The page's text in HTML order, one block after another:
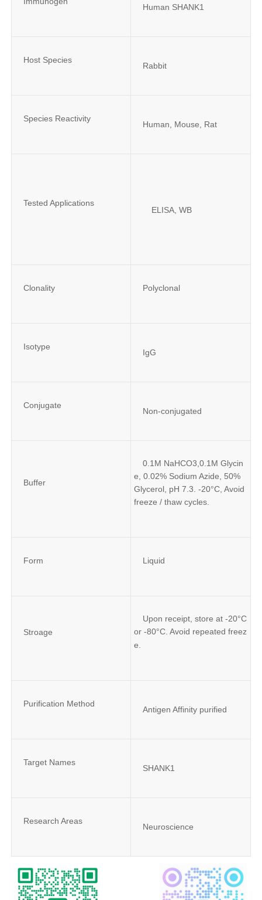
Human SHANK1
Host Species
Rabbit
Species Reactivity
Human, Mouse, Rat
Tested Applications
ELISA, WB
Clonality Polyclonal
Isotype
IgG
Conjugate
Non-conjugated
Buffer
0.1M NaHCO3,0.1M Glycin
e, 0.02% Sodium Azide, 50%
Glycerol, pH 7.3. -20°C, Avoid
freeze / thaw cycles.
Form Liquid
Stroage
Upon receipt, store at -20°C
or -80°C. Avoid repeated freez
e.
Purification Method
Antigen Affinity purified
Target Names
SHANK1
Research Areas
Neuroscience